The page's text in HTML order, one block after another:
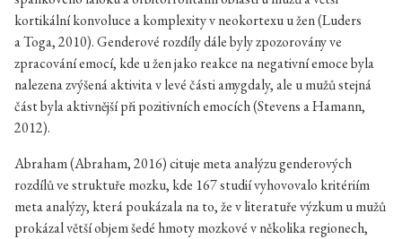
kortikální konvoluce a komplexity v neokortexu u žen (Luders
a Toga, 2010). Genderové rozdíly dále byly zpozorovány ve
zpracování emocí, kde u žen jako reakce na negativní emoce byla
nalezena zvýšená aktivita v levé části amygdaly, ale u mužů stejná
část byla aktivnější při pozitivních emocích (Stevens a Hamann,
2012).
Abraham (Abraham, 2016) cituje meta analýzu genderových
rozdílů ve struktuře mozku, kde 167 studií vyhovovalo kritériím
meta analýzy, která poukázala na to, že v literatuře výzkum u mužů
prokázal větší objem šedé hmoty mozkové v několika regionech,